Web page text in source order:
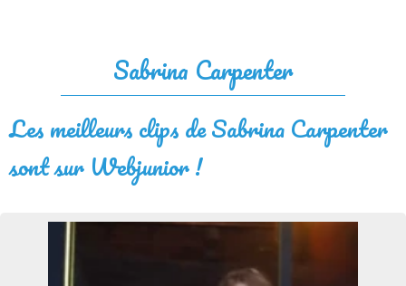
Sabrina Carpenter
Les meilleurs clips de Sabrina Carpenter
sont sur Webjunior !